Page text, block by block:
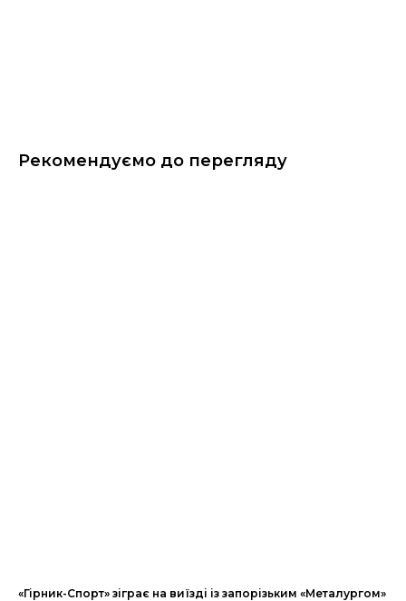
Рекомендуємо до перегляду
«Гірник-Спорт» зіграє на виїзді із запорізьким «Металургом»